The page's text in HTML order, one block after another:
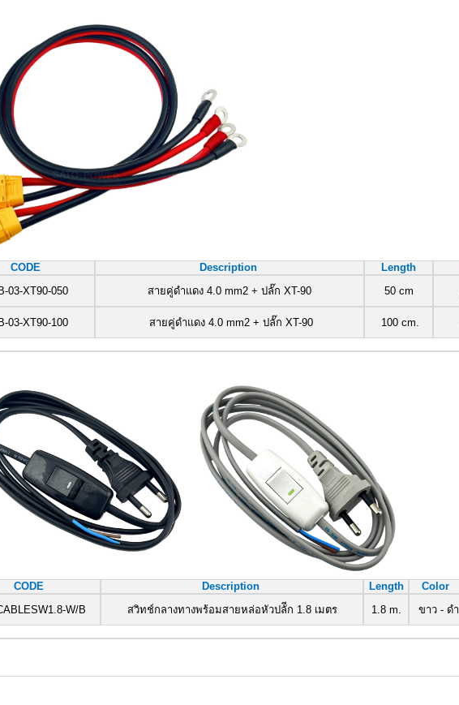
CODE Description Length
03-XT90-050
สายคู่ดำแดง 4.0 mm2 + ปลั๊ก XT-90 50 cm
03-XT90-100 สายคู่ดำแดง 4.0 mm2 + ปลั๊ก XT-90 100 cm.
CODE Description Length Color
W/B
สวิทช์กลางทางพร้อมสายหล่อหัวปลัีก 1.8 เมตร 1.8 m. ขาว - ดำ